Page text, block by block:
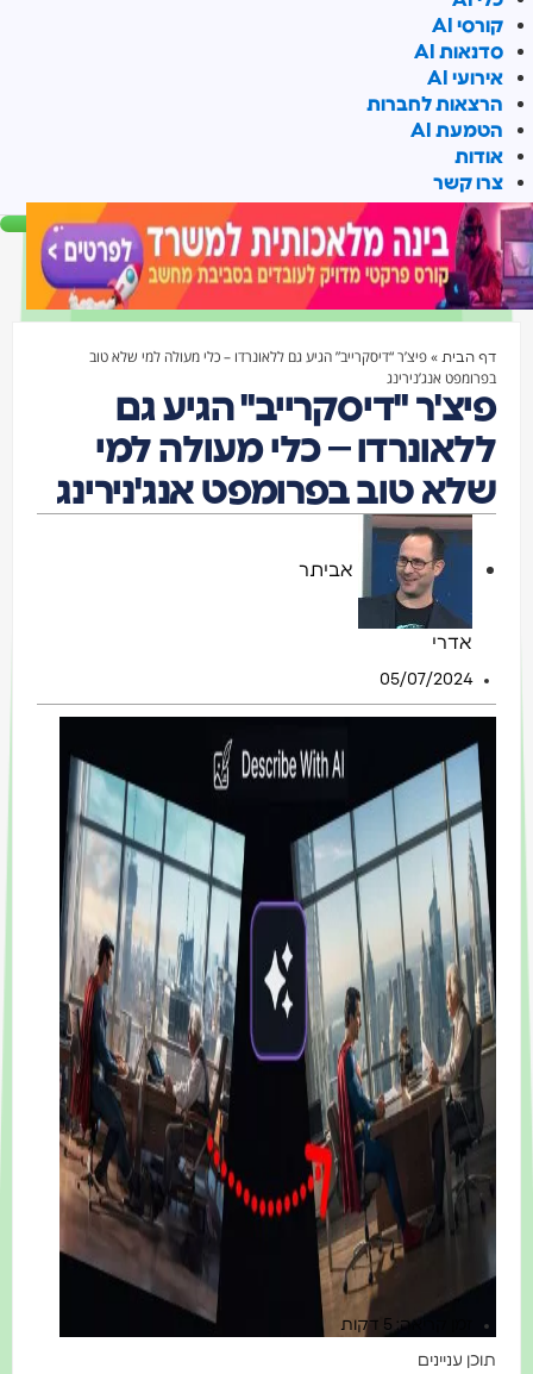
קורסי AI
סדנאות AI
אירועי AI
הרצאות לחברות
הטמעת AI
אודות
צרו קשר
דף הבית»פיצ’ר “דיסקרייב” הגיע גם ללאונרדו – כלי מעולה למי שלא טוב
בפרומפט אנג’נירינג
פיצ'ר "דיסקרייב" הגיע גם
ללאונרדו – כלי מעולה למי
שלא טוב בפרומפט אנג'נירינג
אביתר
אדרי
05/07/2024
זמן קריאה: 5 דקות
תוכן עניינים